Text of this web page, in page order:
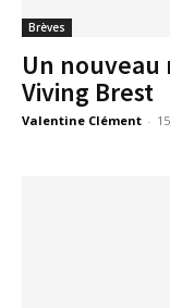
Brèves
Un nouveau
Viving Brest
Valentine Clément -